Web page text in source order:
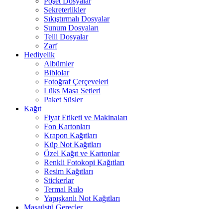
Sekreterlikler
Sıkıştırmalı Dosyalar
Sunum Dosyaları
Telli Dosyalar
Zarf
Hediyelik
Albümler
Biblolar
Fotoğraf Çerçeveleri
Lüks Masa Setleri
Paket Süsler
Kağıt
Fiyat Etiketi ve Makinaları
Fon Kartonları
Krapon Kağıtları
Küp Not Kağıtları
Özel Kağıt ve Kartonlar
Renkli Fotokopi Kağıtları
Resim Kağıtları
Stickerlar
Termal Rulo
Yapışkanlı Not Kağıtları
Masaüstü Gereçler